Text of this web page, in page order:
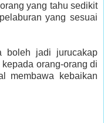
yang tahu sedikit
yang sesuai
boleh jadi jurucakap
orang-orang di
membawa kebaikan